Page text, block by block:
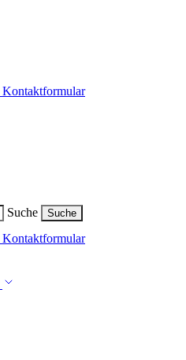
Kontaktformular
Suche Suche
Kontaktformular